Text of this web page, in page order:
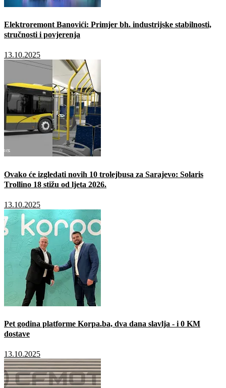
Elektroremont Banovići: Primjer bh. industrijske stabilnosti,
stručnosti i povjerenja
13.10.2025
Ovako će izgledati novih 10 trolejbusa za Sarajevo: Solaris
Trollino 18 stižu od ljeta 2026.
13.10.2025
Pet godina platforme Korpa.ba, dva dana slavlja - i 0 KM
dostave
13.10.2025